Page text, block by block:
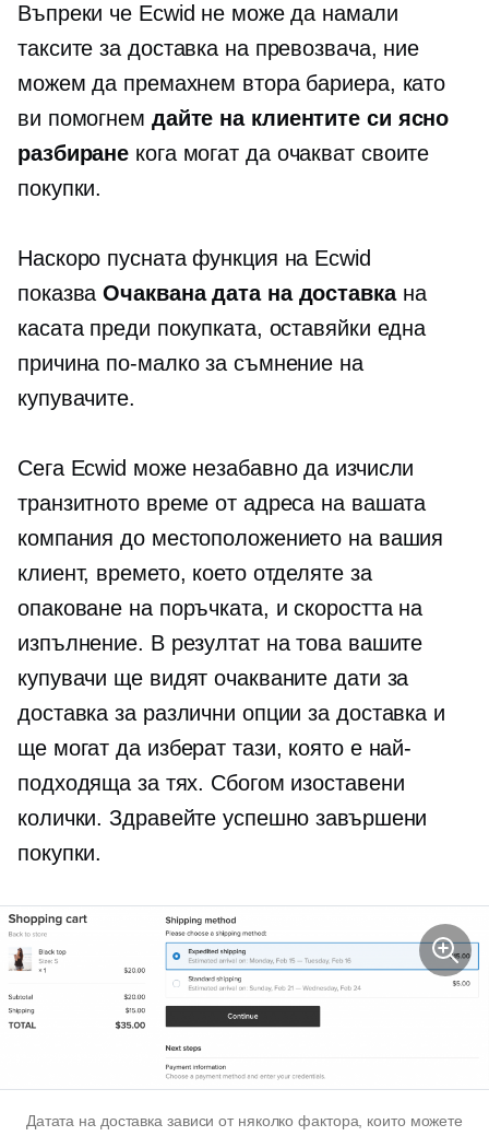
Въпреки че Ecwid не може да намали
таксите за доставка на превозвача, ние
можем да премахнем втора бариера, като
ви помогнем дайте на клиентите си ясно
разбиране кога могат да очакват своите
покупки.
Наскоро пусната функция на Ecwid
показваОчаквана дата на доставкана
касата преди покупката, оставяйки една
причина по-малко за съмнение на
купувачите.
Сега Ecwid може незабавно да изчисли
транзитното време от адреса на вашата
компания до местоположението на вашия
клиент, времето, което отделяте за
опаковане на поръчката, и скоростта на
изпълнение. В резултат на това вашите
купувачи ще видят очакваните дати за
доставка за различни опции за доставка и
ще могат да изберат тази, която е най-
подходяща за тях. Сбогом изоставени
колички. Здравейте успешно завършени
покупки.
Датата на доставка зависи от няколко фактора, които можете